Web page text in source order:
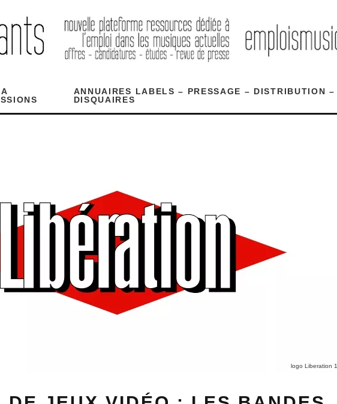
ANNUAIRES LABELS – PRESSAGE – DISTRIBUTION –
DISQUAIRES
logo Liberation 1